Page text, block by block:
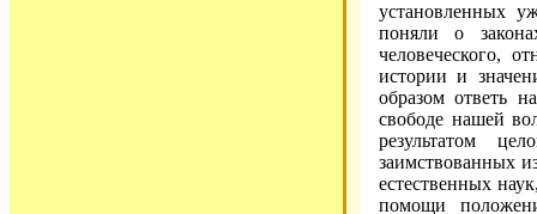
установленных
поняли о
человеческого,
истории и
образом ответь
свободе нашей
результатом
заимствованных
естественных
помощи